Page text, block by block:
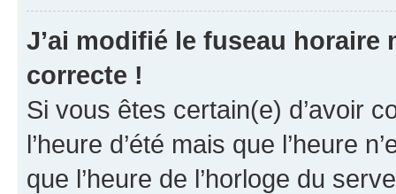
J’ai modifié le fuseau horaire
correcte !
Si vous êtes certain(e) d’avoir
l’heure d’été mais que l’heure
que l’heure de l’horloge du